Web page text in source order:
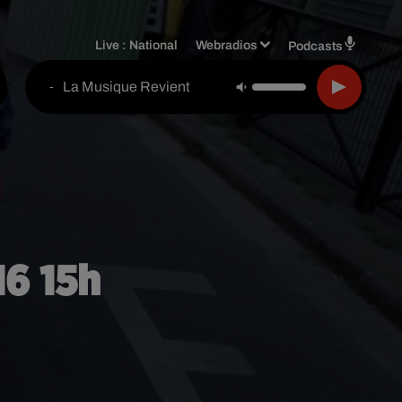
Live : National Webradios Podcasts
- La Musique Revient
15h